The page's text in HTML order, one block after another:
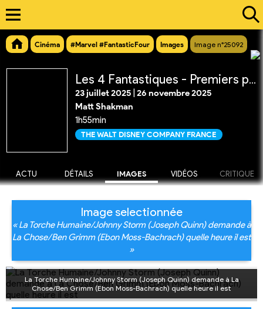
Cinéma #Marvel #FantasticFour Images Image n°25092
Les 4 Fantastiques - Premiers pas
23 juillet 2025 26 novembre 2025
Matt Shakman
1h55min
THE WALT DISNEY COMPANY FRANCE
ACTU DÉTAILS IMAGES VIDÉOS CRITIQUE
Image selectionnée
« La Torche Humaine/Johnny Storm (Joseph Quinn) demande à
La Chose/Ben Grimm (Ebon Moss-Bachrach) quelle heure il est
»
La Torche Humaine/Johnny Storm (Joseph Quinn) demande à La
Chose/Ben Grimm (Ebon Moss-Bachrach) quelle heure il est